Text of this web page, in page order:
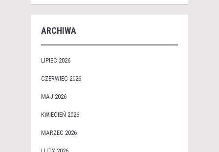
ARCHIWA
LIPIEC 2026
CZERWIEC 2026
MAJ 2026
KWIECIEŃ 2026
MARZEC 2026